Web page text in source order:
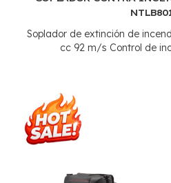
Soplador de extinción de
cc 92 m/s Control de